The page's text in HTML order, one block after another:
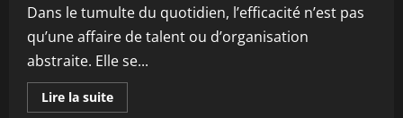
Dans le tumulte du quotidien, l’efficacité n’est pas
qu’une affaire de talent ou d’organisation
abstraite. Elle se...
Lire la suiteEn
savoir